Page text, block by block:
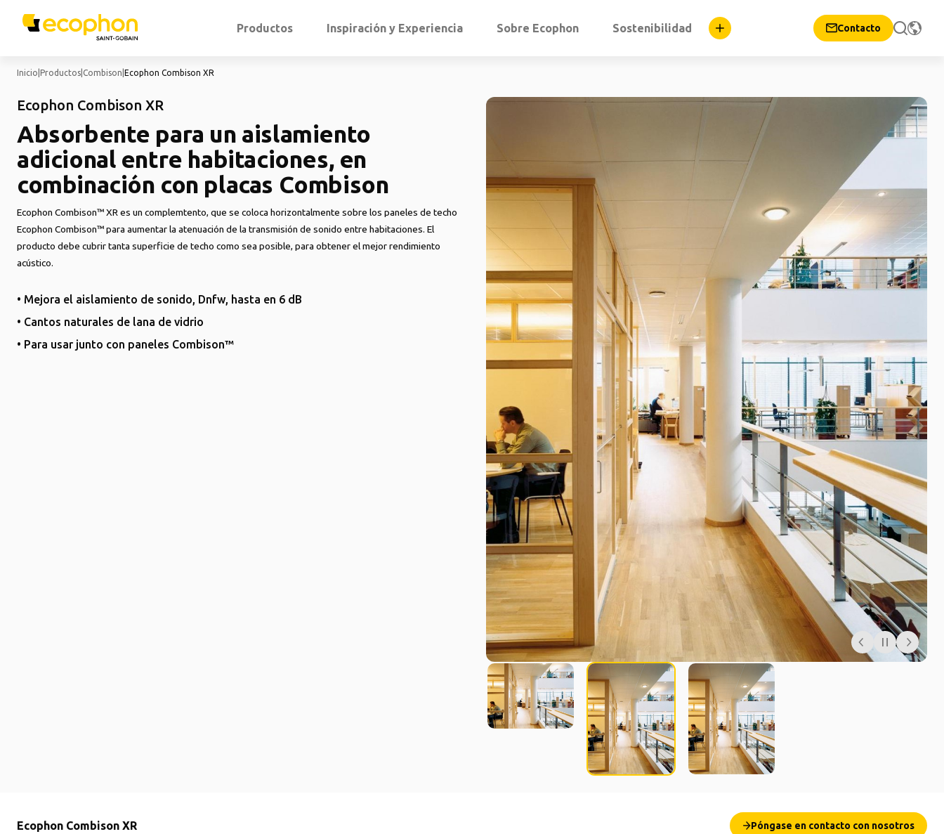
Productos Inspiración y Experiencia Sobre Ecophon Sostenibilidad Contacto
Inicio Productos Combison Ecophon Combison XR
Ecophon Combison XR
Absorbente para un aislamiento
adicional entre habitaciones, en
combinación con placas Combison
Ecophon Combison™ XR es un complemtento, que se coloca horizontalmente sobre los paneles de techo
Ecophon Combison™ para aumentar la atenuación de la transmisión de sonido entre habitaciones. El
producto debe cubrir tanta superficie de techo como sea posible, para obtener el mejor rendimiento
acústico.
• Mejora el aislamiento de sonido, Dnfw, hasta en 6 dB
• Cantos naturales de lana de vidrio
• Para usar junto con paneles Combison™
Ecophon Combison XR Póngase en contacto con nosotros